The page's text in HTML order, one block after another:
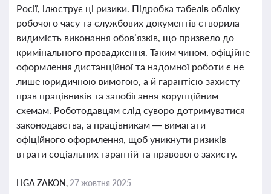
Росії, ілюструє ці ризики. Підробка табелів обліку
робочого часу та службових документів створила
видимість виконання обов’язків, що призвело до
кримінального провадження. Таким чином, офіційне
оформлення дистанційної та надомної роботи є не
лише юридичною вимогою, а й гарантією захисту
прав працівників та запобігання корупційним
схемам. Роботодавцям слід суворо дотримуватися
законодавства, а працівникам — вимагати
офіційного оформлення, щоб уникнути ризиків
втрати соціальних гарантій та правового захисту.
LIGA ZAKON, 27 жовтня 2025